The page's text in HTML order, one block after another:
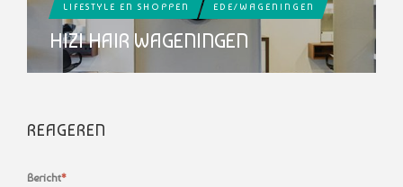
LIFESTYLE EN SHOPPEN EDE/WAGENINGEN
HIZI HAIR WAGENINGEN
REAGEREN
Bericht*